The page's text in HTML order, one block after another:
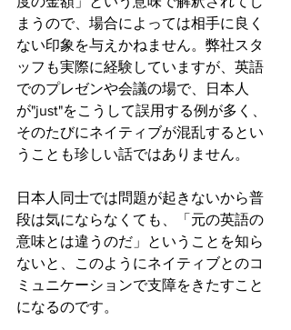
まうので、場合によっては相手に良く
ない印象を与えかねません。弊社スタ
ッフも実際に経験していますが、英語
でのプレゼンや会議の場で、日本人
が"just"をこうして誤用する例が多く、
そのたびにネイティブが混乱するとい
うことも珍しい話ではありません。
日本人同士では問題が起きないから普
段は気にならなくても、「元の英語の
意味とは違うのだ」ということを知ら
ないと、このようにネイティブとのコ
ミュニケーションで支障をきたすこと
になるのです。